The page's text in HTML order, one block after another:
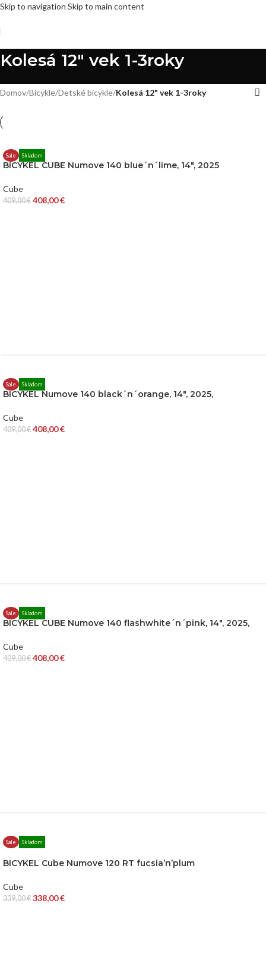
Skip to navigation Skip to main content
Kolesá 12" vek 1-3roky
Domov/Bicykle/Detské bicykle/Kolesá 12" vek 1-3roky
Sale Skladom
BICYKEL CUBE Numove 140 blue´n´lime, 14″, 2025
Cube
409,00€ 408,00€
Sale Skladom
BICYKEL Numove 140 black´n´orange, 14″, 2025,
Cube
409,00€ 408,00€
Sale Skladom
BICYKEL CUBE Numove 140 flashwhite´n´pink, 14″, 2025,
Cube
409,00€ 408,00€
Sale Skladom
BICYKEL Cube Numove 120 RT fucsia’n’plum
Cube
339,00€ 338,00€